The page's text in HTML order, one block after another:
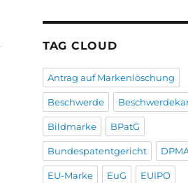
TAG CLOUD
Antrag auf Markenlöschung
Beschwerde
Bildmarke BPatG
Bundespatentgericht
EU-Marke EuG EUIPO